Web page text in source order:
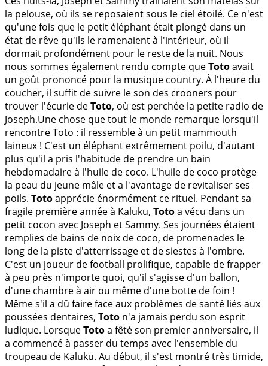
la pelouse, où ils se reposaient sous le ciel étoilé. Ce n'est
qu'une fois que le petit éléphant était plongé dans un
état de rêve qu'ils le ramenaient à l'intérieur, où il
dormait profondément pour le reste de la nuit. Nous
nous sommes également rendu compte queTotoavait
un goût prononcé pour la musique country. À l'heure du
coucher, il suffit de suivre le son des crooners pour
trouver l'écurie deToto, où est perchée la petite radio de
Joseph.Une chose que tout le monde remarque lorsqu'il
rencontre Toto : il ressemble à un petit mammouth
laineux ! C'est un éléphant extrêmement poilu, d'autant
plus qu'il a pris l'habitude de prendre un bain
hebdomadaire à l'huile de coco. L'huile de coco protège
la peau du jeune mâle et a l'avantage de revitaliser ses
poils. Totoapprécie énormément ce rituel. Pendant sa
fragile première année à Kaluku, Totoa vécu dans un
petit cocon avec Joseph et Sammy. Ses journées étaient
remplies de bains de noix de coco, de promenades le
long de la piste d'atterrissage et de siestes à l'ombre.
C'est un joueur de football prolifique, capable de frapper
à peu près n'importe quoi, qu'il s'agisse d'un ballon,
d'une chambre à air ou même d'une botte de foin !
Même s'il a dû faire face aux problèmes de santé liés aux
poussées dentaires, Toto n'a jamais perdu son esprit
ludique. LorsqueTotoa fêté son premier anniversaire, il
a commencé à passer du temps avec l'ensemble du
troupeau de Kaluku. Au début, il s'est montré très timide,